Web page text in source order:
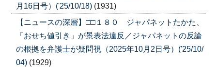
月16日号）('25/10/18) (1931)
【ニュースの深層】□□１８０ ジャパネットたかた、
「おせち値引き」が景表法違反／ジャパネットの反論
の根拠を弁護士が疑問視（2025年10月2日号）('25/10/
04) (1929)